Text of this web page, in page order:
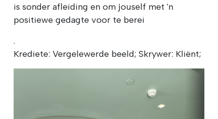
is sonder afleiding en om jouself met 'n
positiewe gedagte voor te berei
.
Krediete: Vergelewerde beeld; Skrywer: Kliënt;